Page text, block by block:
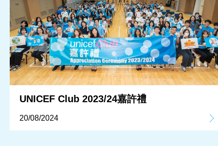
最新消息
兒童報道的新聞道德規範
UNICEF Club 2023/24嘉許禮
20/08/2024